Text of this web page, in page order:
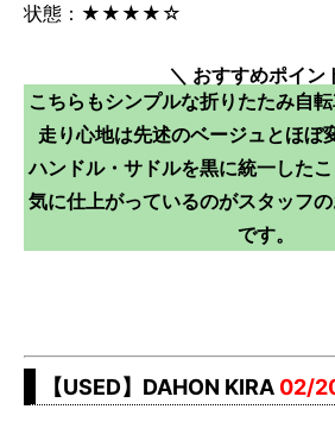
状態：★★★★☆
＼ おすすめポイン
こちらもシンプルな折りたたみ自
走り心地は先述のベージュとほぼ
ハンドル・サドルを黒に統一した
気に仕上がっているのがスタッフ
です。
【USED】DAHON KIRA 02/